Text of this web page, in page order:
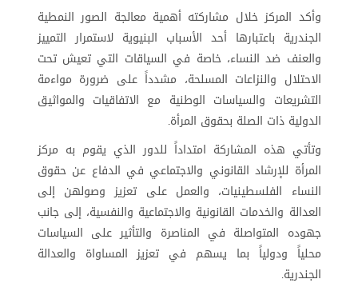
وأكد المركز خلال مشاركته أهمية معالجة الصور النمطية
الجندرية باعتبارها أحد الأسباب البنيوية لاستمرار التمييز
والعنف ضد النساء، خاصة في السياقات التي تعيش تحت
الاحتلال والنزاعات المسلحة، مشدداً على ضرورة مواءمة
التشريعات والسياسات الوطنية مع الاتفاقيات والمواثيق
الدولية ذات الصلة بحقوق المرأة.
وتأتي هذه المشاركة امتداداً للدور الذي يقوم به مركز
المرأة للإرشاد القانوني والاجتماعي في الدفاع عن حقوق
النساء الفلسطينيات، والعمل على تعزيز وصولهن إلى
العدالة والخدمات القانونية والاجتماعية والنفسية، إلى جانب
جهوده المتواصلة في المناصرة والتأثير على السياسات
محلياً ودولياً بما يسهم في تعزيز المساواة والعدالة
الجندرية.